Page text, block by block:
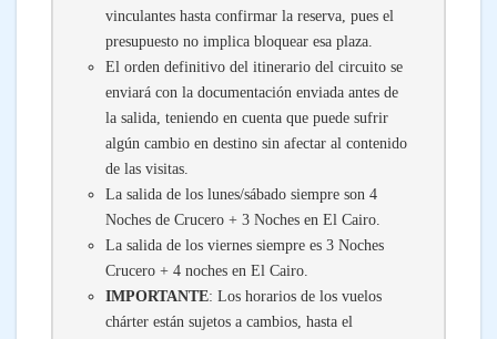
vinculantes hasta confirmar la reserva, pues el
presupuesto no implica bloquear esa plaza.
El orden definitivo del itinerario del circuito se
enviará con la documentación enviada antes de
la salida, teniendo en cuenta que puede sufrir
algún cambio en destino sin afectar al contenido
de las visitas.
La salida de los lunes/sábado siempre son 4
Noches de Crucero + 3 Noches en El Cairo.
La salida de los viernes siempre es 3 Noches
Crucero + 4 noches en El Cairo.
IMPORTANTE: Los horarios de los vuelos
chárter están sujetos a cambios, hasta el